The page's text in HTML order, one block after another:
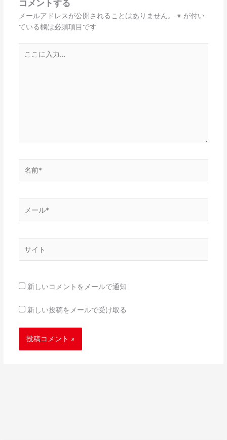
コメントする
メールアドレスが公開されることはありません。 ※ が付い
ている欄は必須項目です
ー
*
新しいコメントをメールで通知
新しい投稿をメールで受け取る